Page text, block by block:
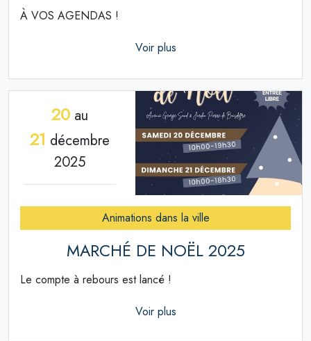
À VOS AGENDAS !
Voir plus
20 au
21 décembre
2025
Animations dans la ville
MARCHÉ DE NOËL 2025
Le compte à rebours est lancé !
Voir plus